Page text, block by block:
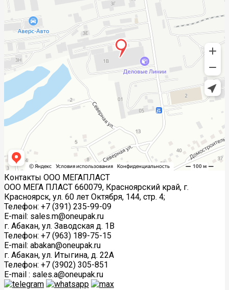
Контакты ООО МЕГАПЛАСТ
ООО МЕГА ПЛАСТ 660079, Красноярский край, г.
Красноярск, ул. 60 лет Октября, 144, стр. 4;
Телефон: +7 (391) 235-99-09
E-mail: sales.m@oneupak.ru
г. Абакан, ул. Заводская д. 1В
Телефон: +7 (963) 189-75-15
E-mail: abakan@oneupak.ru
г. Абакан, ул. Итыгина, д. 22А
Телефон: +7 (3902) 305-851
E-mail : sales.a@oneupak.ru